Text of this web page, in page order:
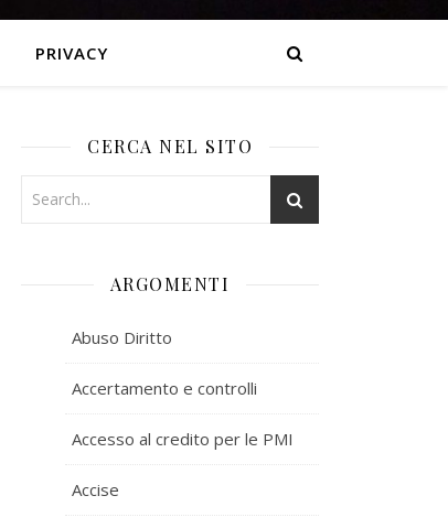
PRIVACY
CERCA NEL SITO
ARGOMENTI
Abuso Diritto
Accertamento e controlli
Accesso al credito per le PMI
Accise